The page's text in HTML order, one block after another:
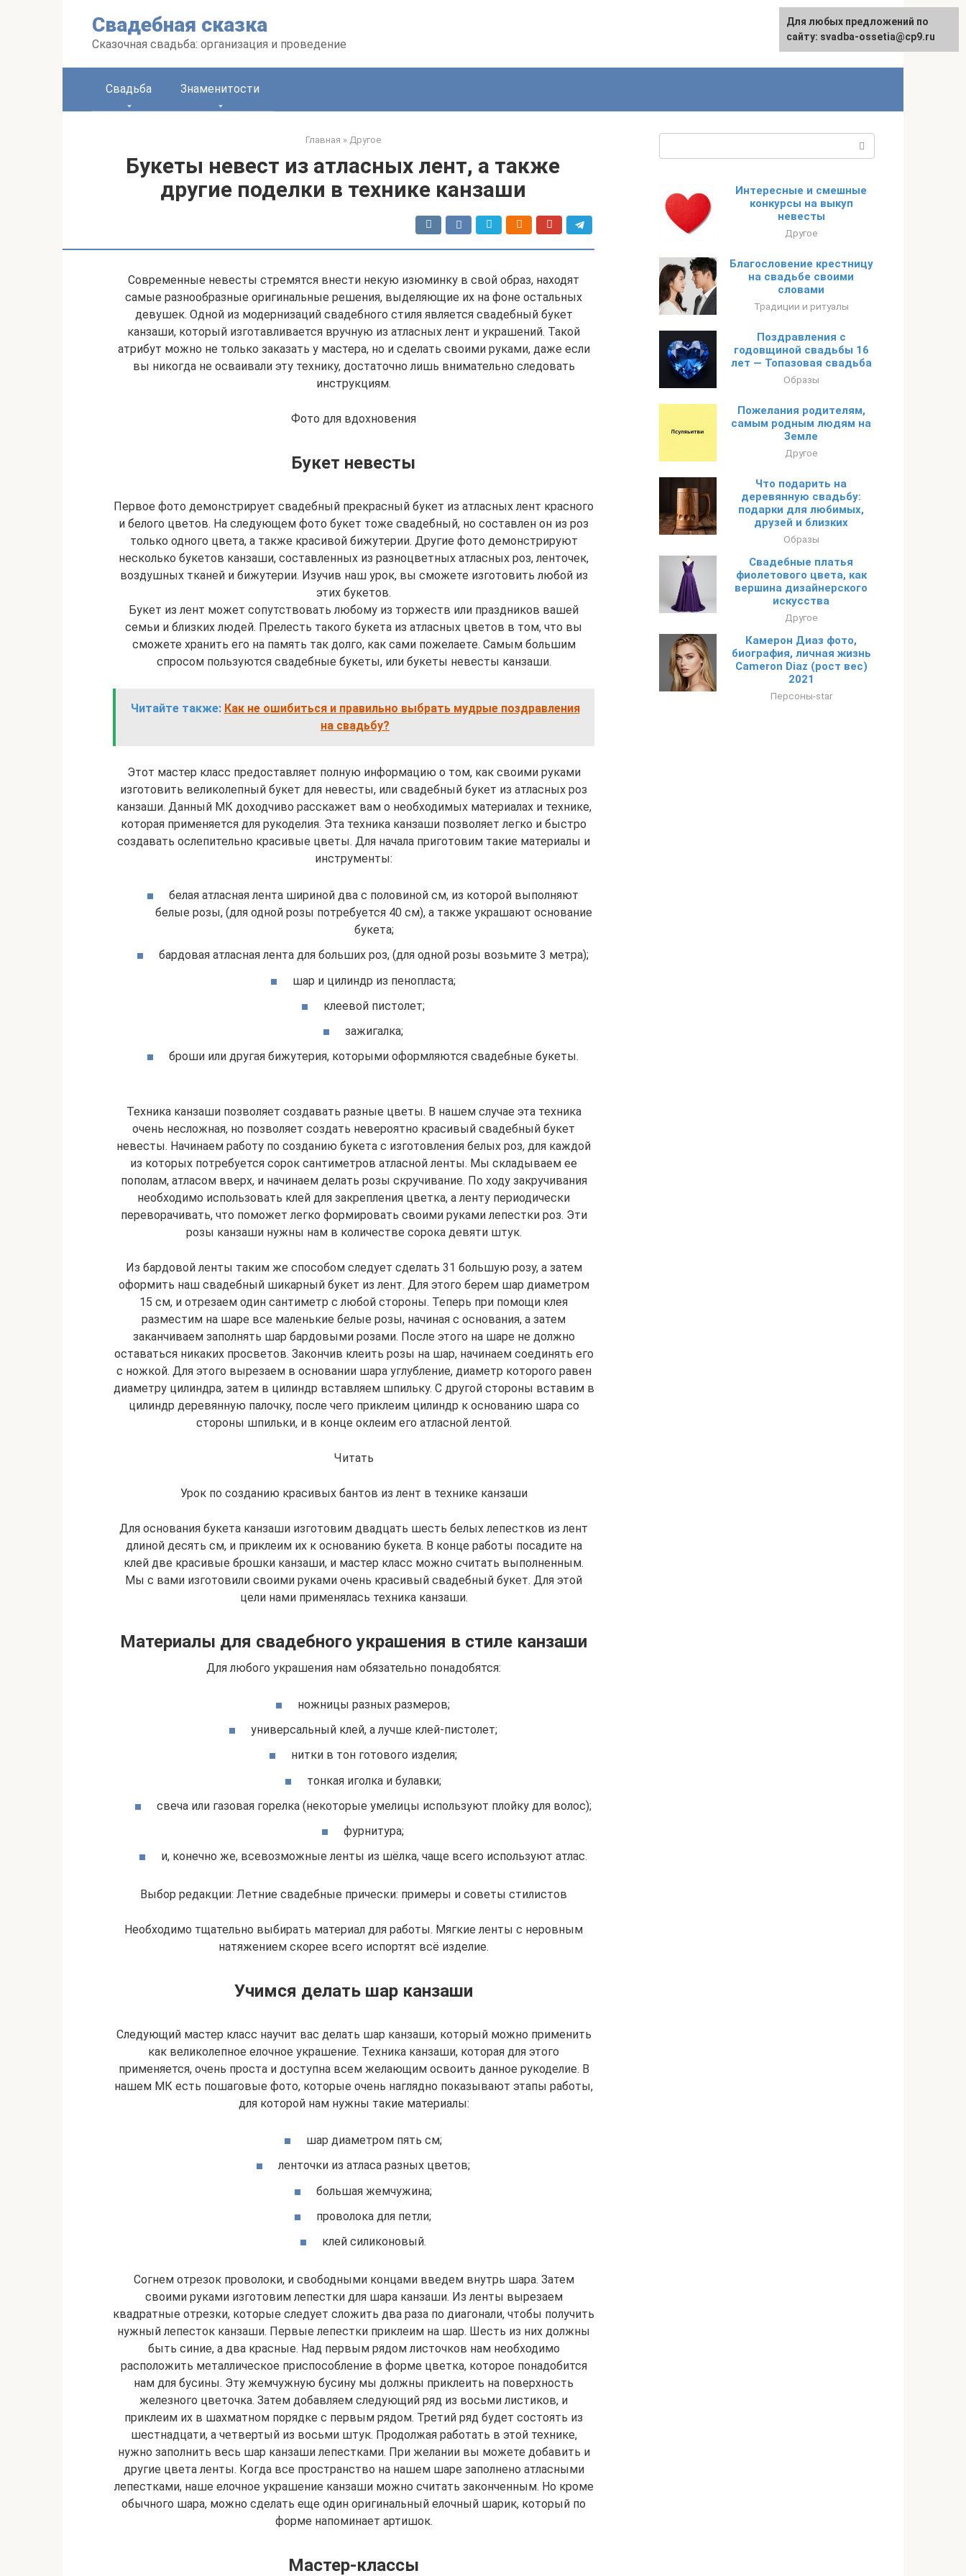
Свадебная сказка
Сказочная свадьба: организация и проведение
Свадьба Знаменитости
Главная » Другое
Букеты невест из атласных лент, а также
другие поделки в технике канзаши
Современные невесты стремятся внести некую изюминку в свой образ, находят
самые разнообразные оригинальные решения, выделяющие их на фоне остальных
девушек. Одной из модернизаций свадебного стиля является свадебный букет
канзаши, который изготавливается вручную из атласных лент и украшений. Такой
атрибут можно не только заказать у мастера, но и сделать своими руками, даже если
вы никогда не осваивали эту технику, достаточно лишь внимательно следовать
инструкциям.
Фото для вдохновения
Букет невесты
Первое фото демонстрирует свадебный прекрасный букет из атласных лент красного
и белого цветов. На следующем фото букет тоже свадебный, но составлен он из роз
только одного цвета, а также красивой бижутерии. Другие фото демонстрируют
несколько букетов канзаши, составленных из разноцветных атласных роз, ленточек,
воздушных тканей и бижутерии. Изучив наш урок, вы сможете изготовить любой из
этих букетов.
Букет из лент может сопутствовать любому из торжеств или праздников вашей
семьи и близких людей. Прелесть такого букета из атласных цветов в том, что вы
сможете хранить его на память так долго, как сами пожелаете. Самым большим
спросом пользуются свадебные букеты, или букеты невесты канзаши.
Читайте также: Как не ошибиться и правильно выбрать мудрые поздравления
на свадьбу?
Этот мастер класс предоставляет полную информацию о том, как своими руками
изготовить великолепный букет для невесты, или свадебный букет из атласных роз
канзаши. Данный МК доходчиво расскажет вам о необходимых материалах и технике,
которая применяется для рукоделия. Эта техника канзаши позволяет легко и быстро
создавать ослепительно красивые цветы. Для начала приготовим такие материалы и
инструменты:
белая атласная лента шириной два с половиной см, из которой выполняют
белые розы, (для одной розы потребуется 40 см), а также украшают основание
букета;
бардовая атласная лента для больших роз, (для одной розы возьмите 3 метра);
шар и цилиндр из пенопласта;
клеевой пистолет;
зажигалка;
броши или другая бижутерия, которыми оформляются свадебные букеты.
Техника канзаши позволяет создавать разные цветы. В нашем случае эта техника
очень несложная, но позволяет создать невероятно красивый свадебный букет
невесты. Начинаем работу по созданию букета с изготовления белых роз, для каждой
из которых потребуется сорок сантиметров атласной ленты. Мы складываем ее
пополам, атласом вверх, и начинаем делать розы скручивание. По ходу закручивания
необходимо использовать клей для закрепления цветка, а ленту периодически
переворачивать, что поможет легко формировать своими руками лепестки роз. Эти
розы канзаши нужны нам в количестве сорока девяти штук.
Из бардовой ленты таким же способом следует сделать 31 большую розу, а затем
оформить наш свадебный шикарный букет из лент. Для этого берем шар диаметром
15 см, и отрезаем один сантиметр с любой стороны. Теперь при помощи клея
разместим на шаре все маленькие белые розы, начиная с основания, а затем
заканчиваем заполнять шар бардовыми розами. После этого на шаре не должно
оставаться никаких просветов. Закончив клеить розы на шар, начинаем соединять его
с ножкой. Для этого вырезаем в основании шара углубление, диаметр которого равен
диаметру цилиндра, затем в цилиндр вставляем шпильку. С другой стороны вставим в
цилиндр деревянную палочку, после чего приклеим цилиндр к основанию шара со
стороны шпильки, и в конце оклеим его атласной лентой.
Читать
Урок по созданию красивых бантов из лент в технике канзаши
Для основания букета канзаши изготовим двадцать шесть белых лепестков из лент
длиной десять см, и приклеим их к основанию букета. В конце работы посадите на
клей две красивые брошки канзаши, и мастер класс можно считать выполненным.
Мы с вами изготовили своими руками очень красивый свадебный букет. Для этой
цели нами применялась техника канзаши.
Материалы для свадебного украшения в стиле канзаши
Для любого украшения нам обязательно понадобятся:
ножницы разных размеров;
универсальный клей, а лучше клей-пистолет;
нитки в тон готового изделия;
тонкая иголка и булавки;
свеча или газовая горелка (некоторые умелицы используют плойку для волос);
фурнитура;
и, конечно же, всевозможные ленты из шёлка, чаще всего используют атлас.
Выбор редакции: Летние свадебные прически: примеры и советы стилистов
Необходимо тщательно выбирать материал для работы. Мягкие ленты с неровным
натяжением скорее всего испортят всё изделие.
Учимся делать шар канзаши
Следующий мастер класс научит вас делать шар канзаши, который можно применить
как великолепное елочное украшение. Техника канзаши, которая для этого
применяется, очень проста и доступна всем желающим освоить данное рукоделие. В
нашем МК есть пошаговые фото, которые очень наглядно показывают этапы работы,
для которой нам нужны такие материалы:
шар диаметром пять см;
ленточки из атласа разных цветов;
большая жемчужина;
проволока для петли;
клей силиконовый.
Согнем отрезок проволоки, и свободными концами введем внутрь шара. Затем
своими руками изготовим лепестки для шара канзаши. Из ленты вырезаем
квадратные отрезки, которые следует сложить два раза по диагонали, чтобы получить
нужный лепесток канзаши. Первые лепестки приклеим на шар. Шесть из них должны
быть синие, а два красные. Над первым рядом листочков нам необходимо
расположить металлическое приспособление в форме цветка, которое понадобится
нам для бусины. Эту жемчужную бусину мы должны приклеить на поверхность
железного цветочка. Затем добавляем следующий ряд из восьми листиков, и
приклеим их в шахматном порядке с первым рядом. Третий ряд будет состоять из
шестнадцати, а четвертый из восьми штук. Продолжая работать в этой технике,
нужно заполнить весь шар канзаши лепестками. При желании вы можете добавить и
другие цвета ленты. Когда все пространство на нашем шаре заполнено атласными
лепестками, наше елочное украшение канзаши можно считать законченным. Но кроме
обычного шара, можно сделать еще один оригинальный елочный шарик, который по
форме напоминает артишок.
Мастер-классы
Интересные и смешные
конкурсы на выкуп
невесты
Другое
Благословение крестницу
на свадьбе своими
словами
Традиции и ритуалы
Поздравления с
годовщиной свадьбы 16
лет — Топазовая свадьба
Образы
Пожелания родителям,
самым родным людям на
Земле
Другое
Что подарить на
деревянную свадьбу:
подарки для любимых,
друзей и близких
Образы
Свадебные платья
фиолетового цвета, как
вершина дизайнерского
искусства
Другое
Камерон Диаз фото,
биография, личная жизнь
Cameron Diaz (рост вес)
2021
Персоны-star
Для любых предложений по
сайту: svadba-ossetia@cp9.ru